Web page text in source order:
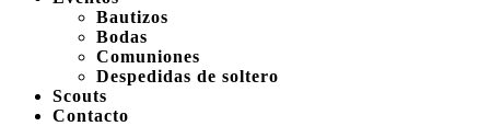
Bautizos
Bodas
Comuniones
Despedidas de soltero
Scouts
Contacto